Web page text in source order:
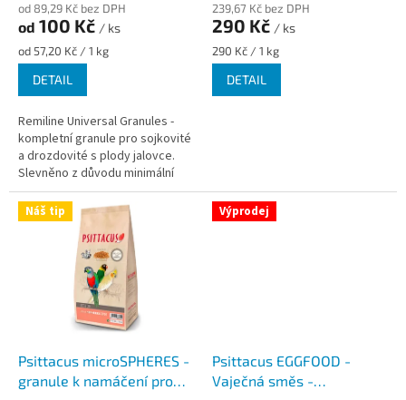
od 89,29 Kč bez DPH
od 100 Kč / ks
Měrná
cena:
od 57,20 Kč / 1 kg
DETAIL
Remiline Universal Granules -
kompletní granule pro sojkovité
a drozdovité s plody jalovce.
Slevněno z důvodu minimální
trvanlivosti (best before)
produktu do 28. 3. 2026....
239,67 Kč bez DPH
290 Kč / ks
Měrná
cena:
290 Kč / 1 kg
DETAIL
Náš tip
Psittacus microSPHERES -
granule k namáčení pro
Výprodej
Psittacus EGGFOOD -
Vaječná směs -